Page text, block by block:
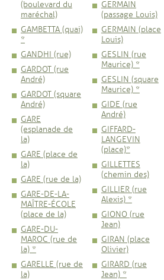
(boulevard du
maréchal)
GAMBETTA (quai)
*
GANDHI (rue)
GARDOT (rue
André)
GARDOT (square
André)
GARE
(esplanade de
la)
GARE (place de
la)
GARE (rue de la)
GARE-DE-LA-
MAÎTRE-ÉCOLE
(place de la)
GARE-DU-
MAROC (rue de
la) *
GARELLE (rue de
la)
GERMAIN
(passage Louis)
GERMAIN (place
Louis)
GESLIN (rue
Maurice) *
GESLIN (square
Maurice) *
GIDE (rue
André)
GIFFARD-
LANGEVIN
(place)*
GILLETTES
(chemin des)
GILLIER (rue
Alexis) *
GIONO (rue
Jean)
GIRAN (place
Olivier)
GIRARD (rue
Jean) *